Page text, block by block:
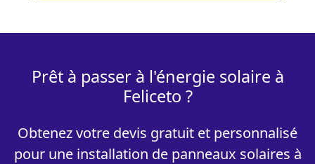
Prêt à passer à l'énergie solaire à
Feliceto ?
Obtenez votre devis gratuit et personnalisé
pour une installation de panneaux solaires à